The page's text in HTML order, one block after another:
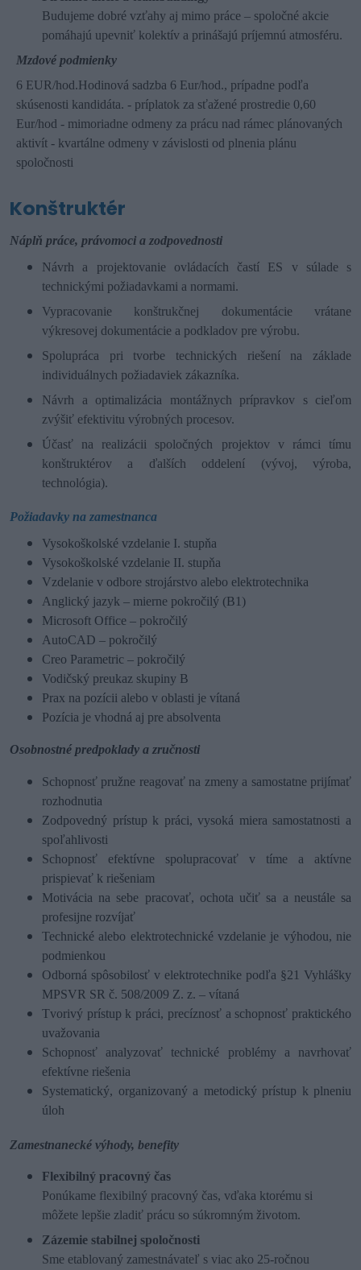
Budujeme dobré vzťahy aj mimo práce – spoločné akcie
pomáhajú upevniť kolektív a prinášajú príjemnú atmosféru.
Mzdové podmienky
6 EUR/hod.Hodinová sadzba 6 Eur/hod., prípadne podľa
skúsenosti kandidáta. - príplatok za sťažené prostredie 0,60
Eur/hod - mimoriadne odmeny za prácu nad rámec plánovaných
aktivít - kvartálne odmeny v závislosti od plnenia plánu
spoločnosti
Konštruktér
Náplň práce, právomoci a zodpovednosti
Návrh a projektovanie ovládacích častí ES v súlade s
technickými požiadavkami a normami.
Vypracovanie konštrukčnej dokumentácie vrátane
výkresovej dokumentácie a podkladov pre výrobu.
Spolupráca pri tvorbe technických riešení na základe
individuálnych požiadaviek zákazníka.
Návrh a optimalizácia montážnych prípravkov s cieľom
zvýšiť efektivitu výrobných procesov.
Účasť na realizácii spoločných projektov v rámci tímu
konštruktérov a ďalších oddelení (vývoj, výroba,
technológia).
Požiadavky na zamestnanca
Vysokoškolské vzdelanie I. stupňa
Vysokoškolské vzdelanie II. stupňa
Vzdelanie v odbore strojárstvo alebo elektrotechnika
Anglický jazyk – mierne pokročilý (B1)
Microsoft Office – pokročilý
AutoCAD – pokročilý
Creo Parametric – pokročilý
Vodičský preukaz skupiny B
Prax na pozícii alebo v oblasti je vítaná
Pozícia je vhodná aj pre absolventa
Osobnostné predpoklady a zručnosti
Schopnosť pružne reagovať na zmeny a samostatne prijímať
rozhodnutia
Zodpovedný prístup k práci, vysoká miera samostatnosti a
spoľahlivosti
Schopnosť efektívne spolupracovať v tíme a aktívne
prispievať k riešeniam
Motivácia na sebe pracovať, ochota učiť sa a neustále sa
profesijne rozvíjať
Technické alebo elektrotechnické vzdelanie je výhodou, nie
podmienkou
Odborná spôsobilosť v elektrotechnike podľa §21 Vyhlášky
MPSVR SR č. 508/2009 Z. z. – vítaná
Tvorivý prístup k práci, precíznosť a schopnosť praktického
uvažovania
Schopnosť analyzovať technické problémy a navrhovať
efektívne riešenia
Systematický, organizovaný a metodický prístup k plneniu
úloh
Zamestnanecké výhody, benefity
Flexibilný pracovný čas
Ponúkame flexibilný pracovný čas, vďaka ktorému si
môžete lepšie zladiť prácu so súkromným životom.
Zázemie stabilnej spoločnosti
Sme etablovaný zamestnávateľ s viac ako 25-ročnou